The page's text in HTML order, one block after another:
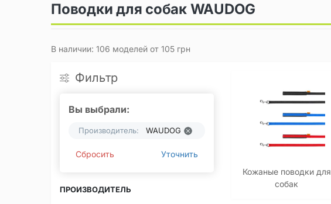
Поводки для собак WAUDOG
В наличии: 106 моделей от 105 грн
Фильтр
Вы выбрали:
Производитель: WAUDOG
Сбросить Уточнить
ПРОИЗВОДИТЕЛЬ
Кожаные поводки для
собак